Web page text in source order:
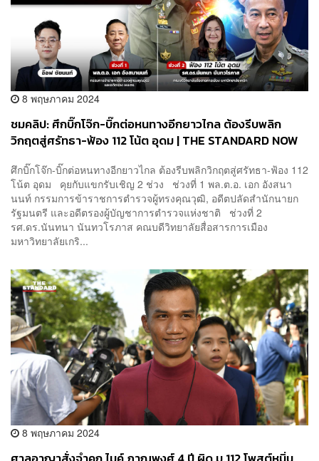
8 พฤษภาคม 2024
ชมคลิป: ศึกบิ๊กโจ๊ก-บิ๊กต่อหนทางอีกยาวไกล ต้องรีบพลิก
วิกฤตสู่ศรัทธา-ฟ้อง 112 โน้ต อุดม | THE STANDARD NOW
ศึกบิ๊กโจ๊ก-บิ๊กต่อหนทางอีกยาวไกล ต้องรีบพลิกวิกฤตสู่ศรัทธา-ฟ้อง 112
โน้ต อุดม คุยกับแขกรับเชิญ 2 ช่วง ช่วงที่ 1 พล.ต.อ. เอก อังสนา
นนท์ กรรมการข้าราชการตำรวจผู้ทรงคุณวุฒิ, อดีตปลัดสำนักนายก
รัฐมนตรี และอดีตรองผู้บัญชาการตำรวจแห่งชาติ ช่วงที่ 2
รศ.ดร.นันทนา นันทวโรภาส คณบดีวิทยาลัยสื่อสารการเมือง
มหาวิทยาลัยเกริ...
8 พฤษภาคม 2024